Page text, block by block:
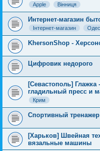
Apple Вінниця
Интернет-магазин
Інтернет-магазин
KhersonShop -
Цифровик недорого
[Севастополь]
гладильный пресс и
Крим
Спортивный тренажер
[Харьков] Швейная
вязальные машины